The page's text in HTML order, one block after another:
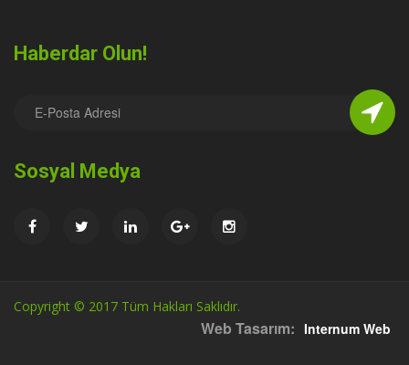
Haberdar Olun!
Sosyal Medya
Copyright © 2017 Tüm Hakları Saklıdır.
Web Tasarım: Internum Web